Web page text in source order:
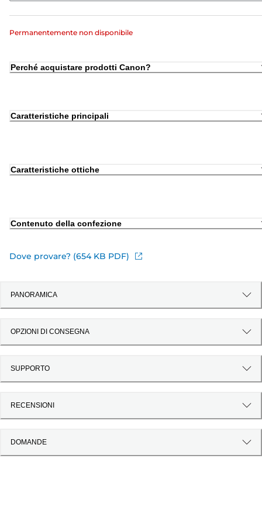
Permanentemente non disponibile
Perché acquistare prodotti Canon?
Caratteristiche principali
Caratteristiche ottiche
Contenuto della confezione
Dove provare? (654 KB PDF)
PANORAMICA
OPZIONI DI CONSEGNA
SUPPORTO
RECENSIONI
DOMANDE